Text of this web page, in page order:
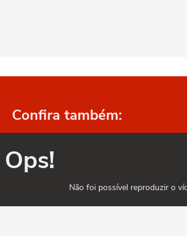
Confira também:
Ops!
Não foi possível reproduzir o